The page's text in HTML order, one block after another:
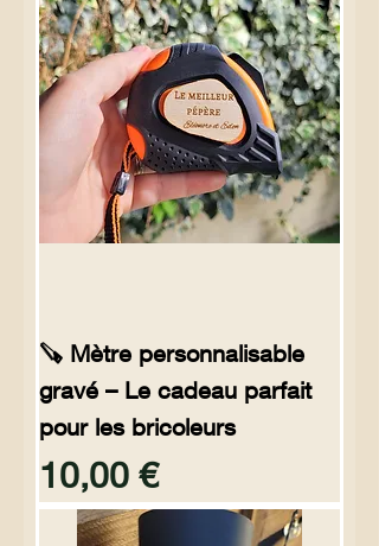
🪚 Mètre personnalisable
gravé – Le cadeau parfait
pour les bricoleurs
Preço
10,00 €